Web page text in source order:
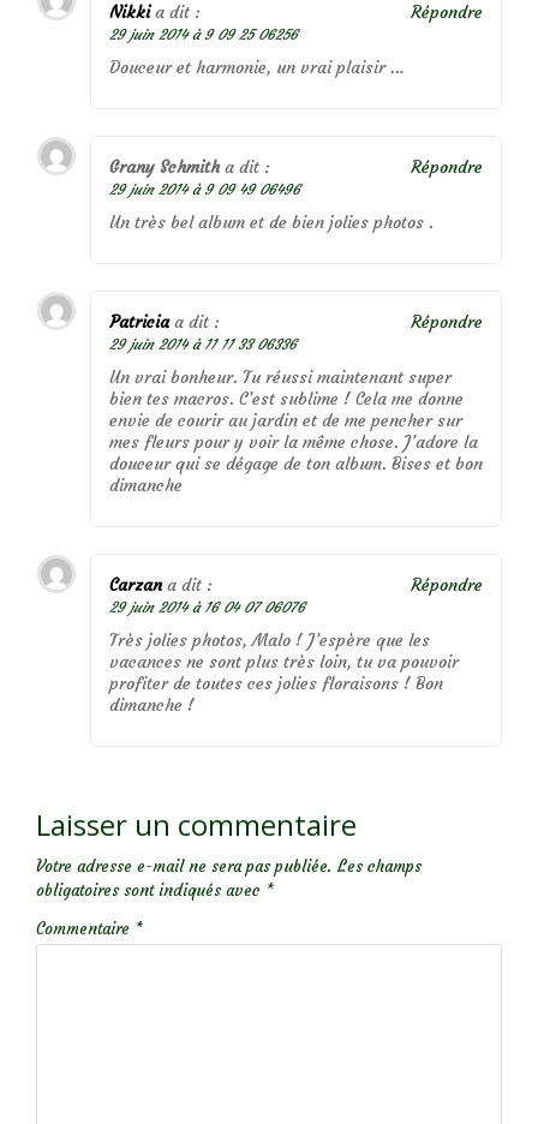
Nikki a dit :
29 juin 2014 à 9 09 25 06256
Douceur et harmonie, un vrai plaisir …
Répondre
Grany Schmith a dit :
29 juin 2014 à 9 09 49 06496
Un très bel album et de bien jolies photos .
Répondre
Patricia a dit :
29 juin 2014 à 11 11 33 06336
Un vrai bonheur. Tu réussi maintenant super
bien tes macros. C’est sublime ! Cela me donne
envie de courir au jardin et de me pencher sur
mes fleurs pour y voir la même chose. J’adore la
douceur qui se dégage de ton album. Bises et bon
dimanche
Répondre
Carzan a dit :
29 juin 2014 à 16 04 07 06076
Très jolies photos, Malo ! J’espère que les
vacances ne sont plus très loin, tu va pouvoir
profiter de toutes ces jolies floraisons ! Bon
dimanche !
Répondre
Laisser un commentaire
Votre adresse e-mail ne sera pas publiée. Les champs
obligatoires sont indiqués avec *
Commentaire *